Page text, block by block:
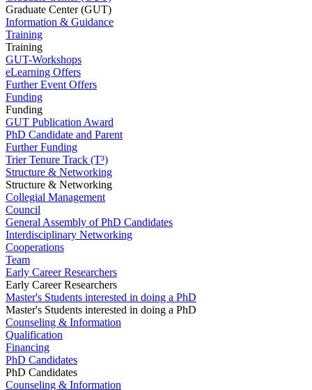
Graduate Center (GUT)
Information & Guidance
Training
Training
GUT-Workshops
eLearning Offers
Further Event Offers
Funding
Funding
GUT Publication Award
PhD Candidate and Parent
Further Funding
Trier Tenure Track (T³)
Structure & Networking
Structure & Networking
Collegial Management
Council
General Assembly of PhD Candidates
Interdisciplinary Networking
Cooperations
Team
Early Career Researchers
Early Career Researchers
Master's Students interested in doing a PhD
Master's Students interested in doing a PhD
Counseling & Information
Qualification
Financing
PhD Candidates
PhD Candidates
Counseling & Information